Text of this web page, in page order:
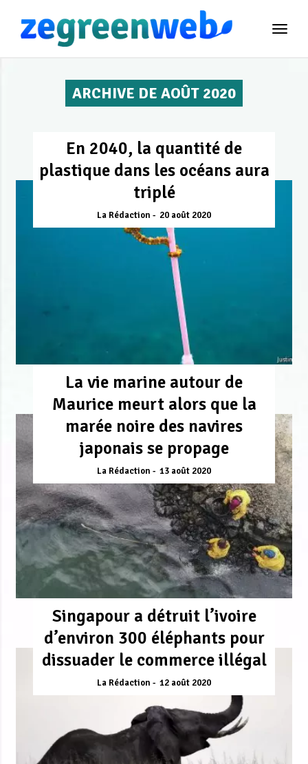
ARCHIVE DE AOÛT 2020
En 2040, la quantité de
plastique dans les océans aura
triplé
La Rédaction 20 août 2020
La vie marine autour de
Maurice meurt alors que la
marée noire des navires
japonais se propage
La Rédaction 13 août 2020
Singapour a détruit l’ivoire
d’environ 300 éléphants pour
dissuader le commerce illégal
La Rédaction 12 août 2020